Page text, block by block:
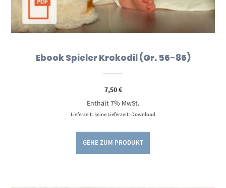
Ebook Spieler Krokodil (Gr. 56-86)
7,50€
Enthält 7% MwSt.
Lieferzeit: keine Lieferzeit: Download
GEHE ZUM PRODUKT